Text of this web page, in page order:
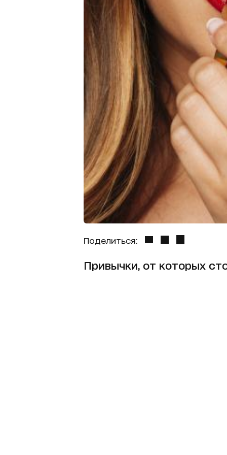
Поделиться:
Привычки, от которых